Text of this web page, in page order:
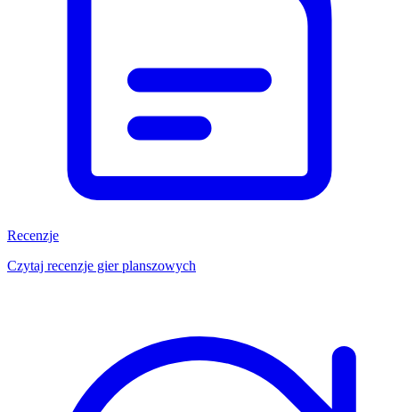
Recenzje
Czytaj recenzje gier planszowych